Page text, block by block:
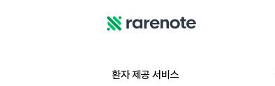
트
환자 제공 서비스